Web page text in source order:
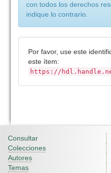
con todos los derechos
indique lo contrario.
Por favor, use este
este ítem:
https://
Consultar
Colecciones
Autores
Temas